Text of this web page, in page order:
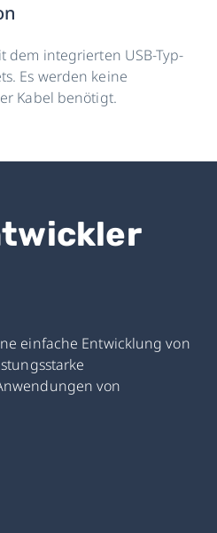
dem integrierten USB-Typ-
Es werden keine
Kabel benötigt.
einfache Entwicklung von
von